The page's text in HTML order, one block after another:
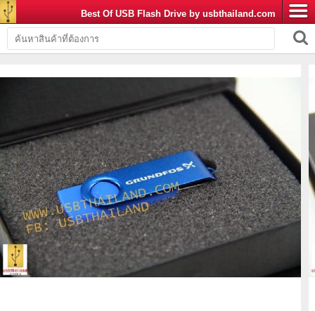
Best Of USB Flash Drive by usbthailand.com